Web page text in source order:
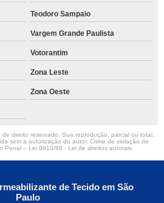
Teodoro Sampaio
Vargem Grande Paulista
Votorantim
Zona Leste
Zona Oeste
direito reservado. Sua reprodução, parcial ou total,
sem a autorização do autor. Crime de violação de
Penal – Lei 9610/98 - Lei de direitos autorais
de Tecido em São
Paulo